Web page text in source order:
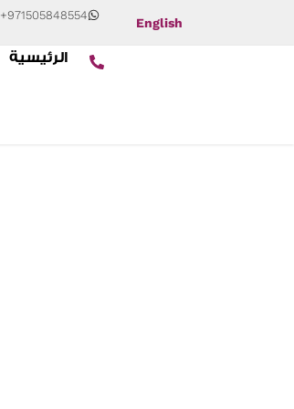
English
+971505848554
الرئيسية